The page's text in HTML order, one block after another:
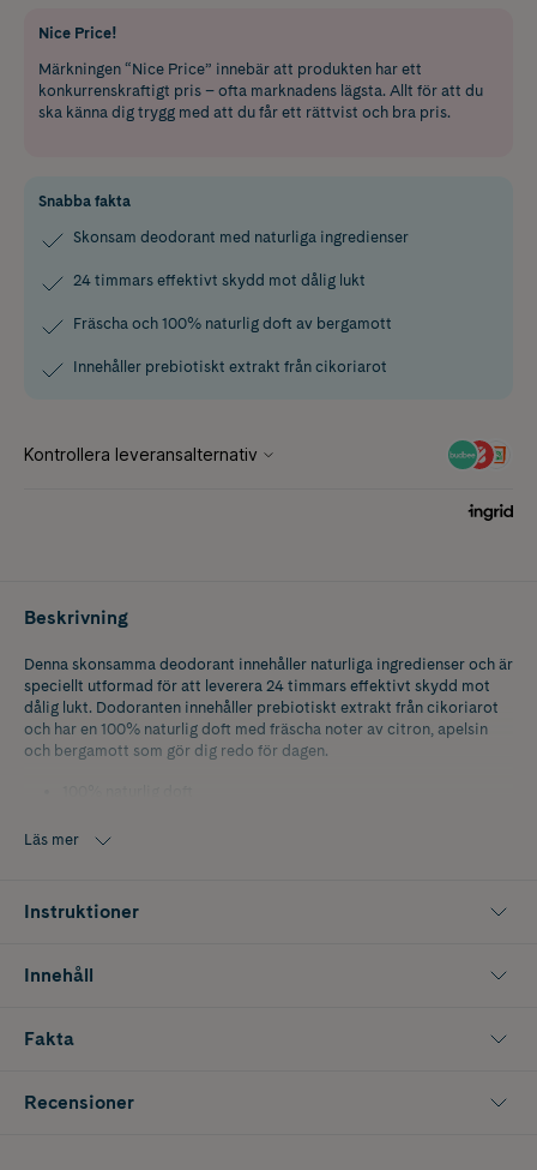
Nice Price!
Märkningen “Nice Price” innebär att produkten har ett
konkurrenskraftigt pris – ofta marknadens lägsta. Allt för att du
ska känna dig trygg med att du får ett rättvist och bra pris.
Snabba fakta
Skonsam deodorant med naturliga ingredienser
24 timmars effektivt skydd mot dålig lukt
Fräscha och 100% naturlig doft av bergamott
Innehåller prebiotiskt extrakt från cikoriarot
Beskrivning
Denna skonsamma deodorant innehåller naturliga ingredienser och är
speciellt utformad för att leverera 24 timmars effektivt skydd mot
dålig lukt. Dodoranten innehåller prebiotiskt extrakt från cikoriarot
och har en 100% naturlig doft med fräscha noter av citron, apelsin
och bergamott som gör dig redo för dagen.
Cruelty Free
Läs mer
Instruktioner
Innehåll
Fakta
Recensioner